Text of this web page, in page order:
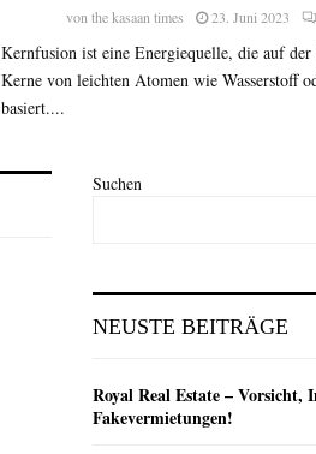
vonthe kasaan times 23. Juni 2023
Kernfusion ist eine Energiequelle, die auf der
Kerne von leichten Atomen wie Wasserstoff
basiert....
Suchen
NEUSTE BEITRÄGE
Royal Real Estate – Vorsicht,
Fakevermietungen!